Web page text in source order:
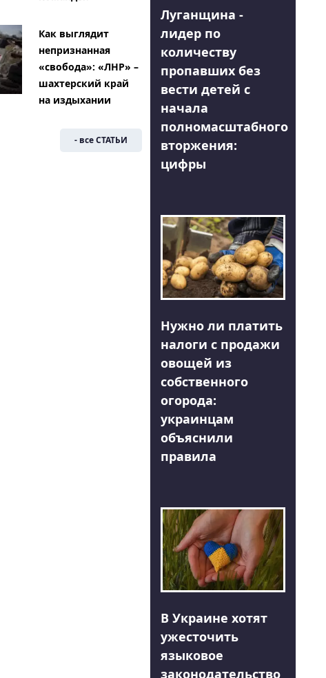
Как выглядит
непризнанная
«свобода»: «ЛНР» –
шахтерский край
на издыхании
- все СТАТЬИ
Луганщина -
лидер по
количеству
пропавших без
вести детей с
начала
полномасштабного
вторжения:
цифры
Нужно ли платить
налоги с продажи
овощей из
собственного
огорода:
украинцам
объяснили
правила
В Украине хотят
ужесточить
языковое
законодательство